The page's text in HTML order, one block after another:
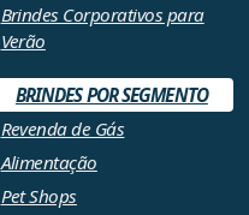
Brindes Corporativos para
Verão
BRINDES POR SEGMENTO
Revenda de Gás
Alimentação
Pet Shops